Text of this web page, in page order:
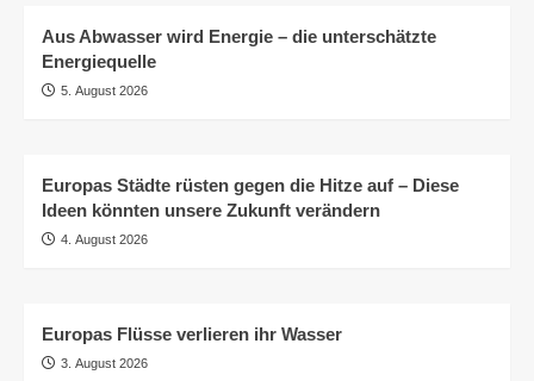
Aus Abwasser wird Energie – die unterschätzte
Energiequelle
5. August 2026
Europas Städte rüsten gegen die Hitze auf – Diese
Ideen könnten unsere Zukunft verändern
4. August 2026
Europas Flüsse verlieren ihr Wasser
3. August 2026